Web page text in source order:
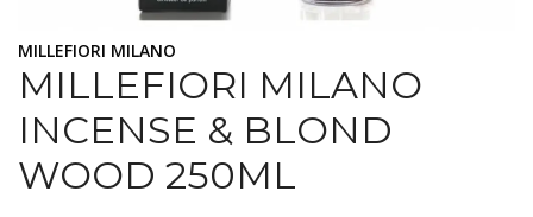
MILLEFIORI MILANO
MILLEFIORI MILANO
INCENSE & BLOND
WOOD 250ML